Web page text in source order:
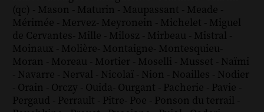
(qc) - Mason - Maturin - Maupassant - Meade -
Mérimée - Mervez- Meyronein - Michelet - Miguel
de Cervantes- Mille - Milosz - Mirbeau - Mistral -
Moinaux - Molière- Montaigne- Montesquieu-
Moran - Moreau - Mortier - Moselli - Musset - Naïmi
- Navarre - Nerval - Nicolaï - Nion - Noailles - Nodier
- Orain - Orczy - Ouida- Ourgant - Pacherie - Pavie -
Pergaud - Perrault - Pitre- Poe - Ponson du terrail -